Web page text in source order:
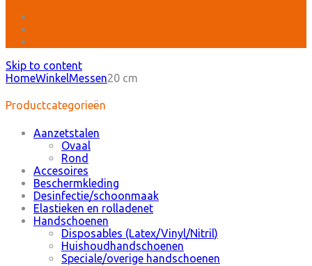
Skip to content
HomeWinkelMessen20 cm
Productcategorieën
Aanzetstalen
Ovaal
Rond
Accesoires
Beschermkleding
Desinfectie/schoonmaak
Elastieken en rolladenet
Handschoenen
Disposables (Latex/Vinyl/Nitril)
Huishoudhandschoenen
Speciale/overige handschoenen